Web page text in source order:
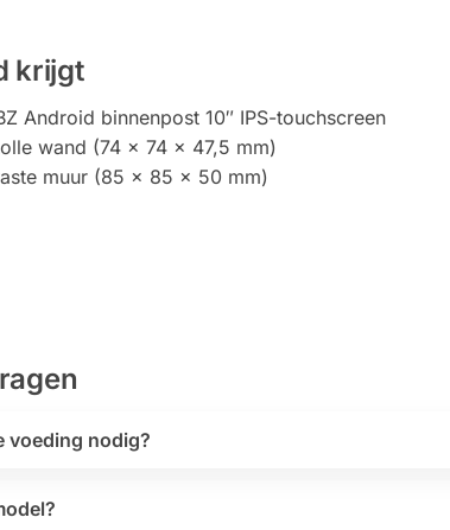
krijgt
Android binnenpost 10″ IPS-touchscreen
wand (74 × 74 × 47,5 mm)
muur (85 × 85 × 50 mm)
voeding nodig?